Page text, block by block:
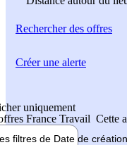
Rechercherdes offres
uniquement
France Travail Cette
filtres de Date de création
Créer une alerte